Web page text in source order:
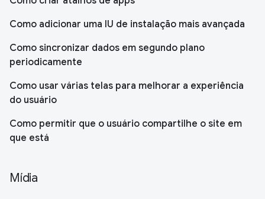
Como adicionar uma IU de instalação mais avançada
Como sincronizar dados em segundo plano
periodicamente
Como usar várias telas para melhorar a experiência
do usuário
Como permitir que o usuário compartilhe o site em
que está
Mídia